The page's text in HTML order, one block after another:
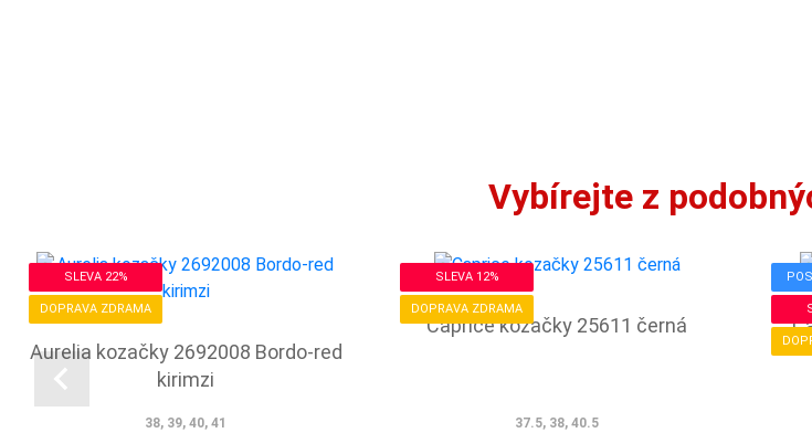
Vybírejte z
SLEVA 22%
DOPRAVA ZDRAMA
Aurelia kozačky 2692008 Bordo-red
kirimzi
38, 39, 40, 41
SLEVA 12%
DOPRAVA ZDRAMA
Caprice kozačky 25611 černá
37.5, 38, 40.5